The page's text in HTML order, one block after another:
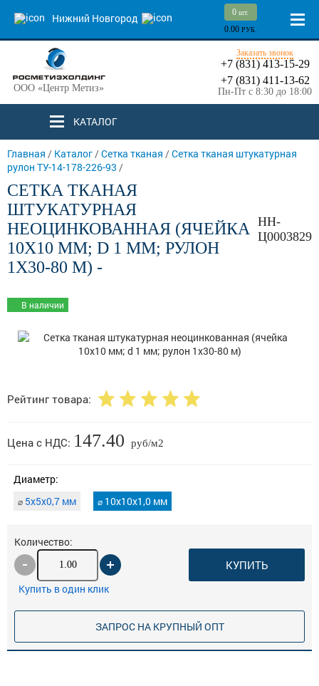
Нижний Новгород 0 шт.
0.00 РУБ.
ООО «Центр Метиз»
Заказать звонок
+7 (831) 413-15-29
+7 (831) 411-13-62
Пн-Пт с 8:30 до 18:00
КАТАЛОГ
Главная / Каталог/Сетка тканая /Сетка тканая штукатурная
рулон ТУ-14-178-226-93 /
СЕТКА ТКАНАЯ
ШТУКАТУРНАЯ
НЕОЦИНКОВАННАЯ (ЯЧЕЙКА
10Х10 ММ; D 1 ММ; РУЛОН
1Х30-80 М) -
НН-
Ц0003829
В наличии
Рейтинг товара:
Цена с НДС: 147.40 руб/м2
Диаметр:
⌀ 5х5х0,7 мм ⌀ 10х10х1,0 мм
Количество:
КУПИТЬ
Купить в один клик
ЗАПРОС НА КРУПНЫЙ ОПТ